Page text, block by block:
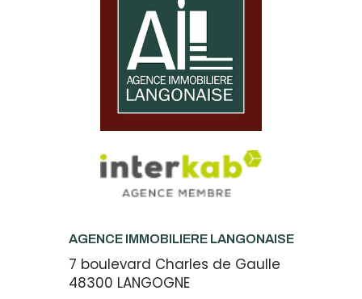
AGENCE IMMOBILIERE LANGONAISE
7 boulevard Charles de Gaulle
48300 LANGOGNE